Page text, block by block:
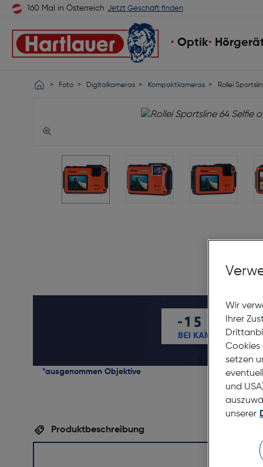
160 Mal in Österreich Jetzt Geschäft finden
Optik
Foto Digitalkameras Kompaktkameras Rollei
*ausgenommen Objektive
Produktbeschreibung
Wir
Ihrer
Cookies
setzen
und
unserer